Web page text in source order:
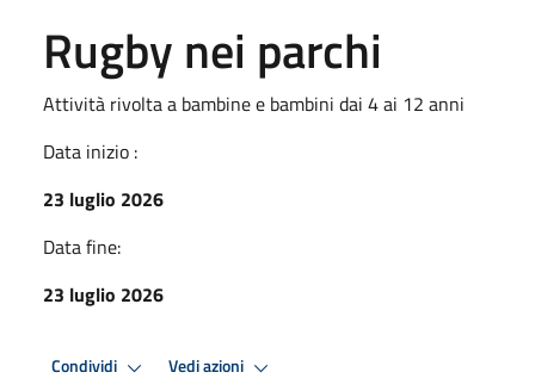
Rugby nei parchi
Attività rivolta a bambine e bambini dai 4 ai 12 anni
Data inizio :
23 luglio 2026
Data fine:
23 luglio 2026
Condividi Vedi azioni